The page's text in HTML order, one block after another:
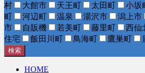
村
大館市 天王町 太田町 小坂
町
河辺町 温泉 湯沢市 潟上市
市
自販機 若美町 藤里町 西仙
住宅
飯田川町 鳥海町 鷹巣町
検索
HOME